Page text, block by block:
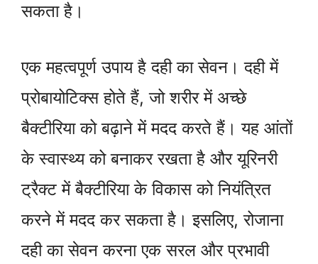
सकता है।
एक महत्वपूर्ण उपाय है दही का सेवन। दही में
प्रोबायोटिक्स होते हैं, जो शरीर में अच्छे
बैक्टीरिया को बढ़ाने में मदद करते हैं। यह आंतों
के स्वास्थ्य को बनाकर रखता है और यूरिनरी
ट्रैक्ट में बैक्टीरिया के विकास को नियंत्रित
करने में मदद कर सकता है। इसलिए, रोजाना
दही का सेवन करना एक सरल और प्रभावी